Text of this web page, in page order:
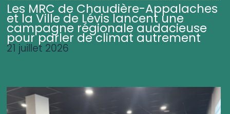
Les MRC de Chaudière-Appalaches
et la Ville de Lévis lancent une
campagne régionale audacieuse
pour parler de climat autrement
21 juillet 2026